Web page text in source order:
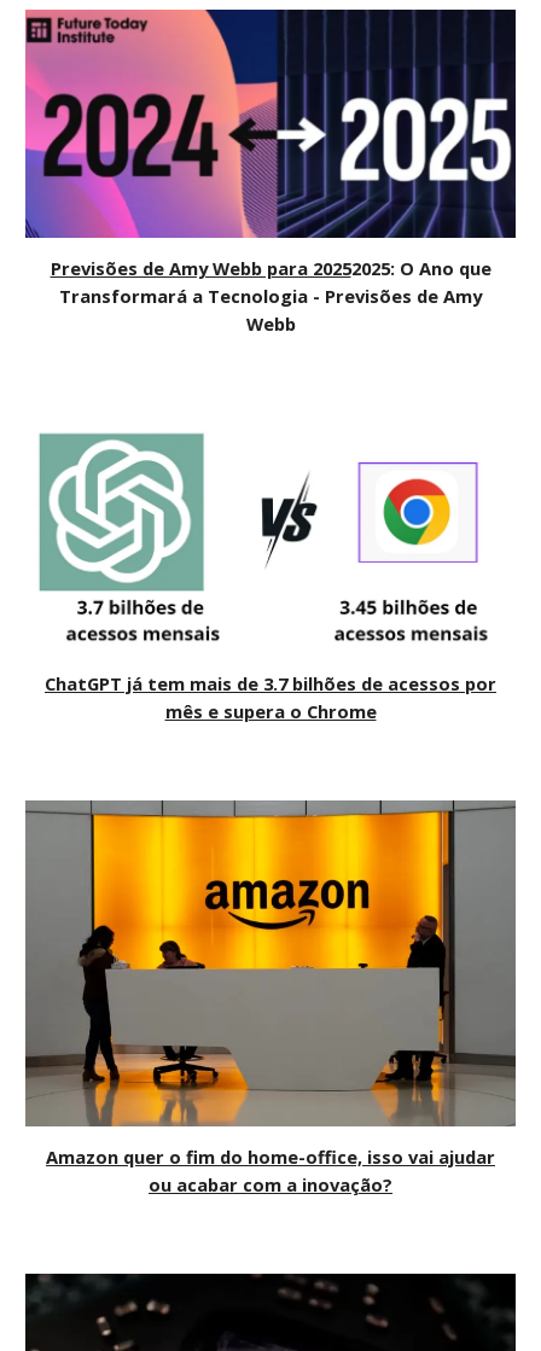
Previsões de Amy Webb para 20252025: O Ano que
Transformará a Tecnologia - Previsões de Amy
Webb
ChatGPT já tem mais de 3.7 bilhões de acessos por
mês e supera o Chrome
Amazon quer o fim do home-office, isso vai ajudar
ou acabar com a inovação?